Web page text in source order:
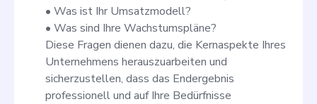
• Was ist Ihr Umsatzmodell?
• Was sind Ihre Wachstumspläne?
Diese Fragen dienen dazu, die Kernaspekte Ihres
Unternehmens herauszuarbeiten und
sicherzustellen, dass das Endergebnis
professionell und auf Ihre Bedürfnisse